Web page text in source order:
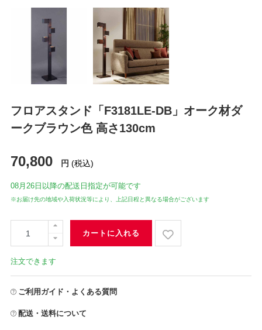
フロアスタンド「F3181LE-DB」オーク材ダ
ークブラウン色 高さ130cm
70,800 円 (税込)
08月26日 以降の配送日指定が可能です
※お届け先の地域や入荷状況等により、上記日程と異なる場合がございます
カートに入れる
注文できます
ご利用ガイド・よくある質問
配送・送料について